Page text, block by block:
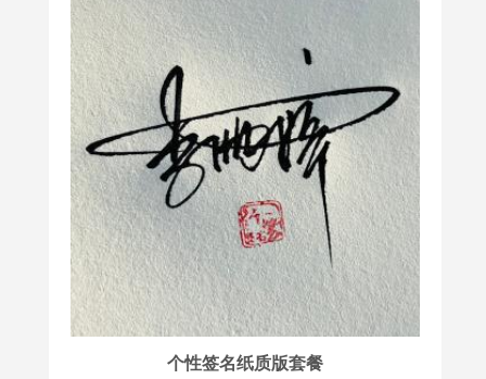
个性签名纸质版套餐
商务签
商务签名是
用于商务文
件或合同上
的个人或公
司代表性签
名，用于确
认身份和意
意象签
意象签是根
据个人的职
业和爱好，
设计出图形
风格的签
名，具有很
强的趣味